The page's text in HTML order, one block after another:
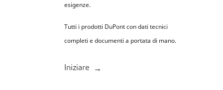
esigenze.
Tutti i prodotti DuPont con dati tecnici
completi e documenti a portata di mano.
Iniziare